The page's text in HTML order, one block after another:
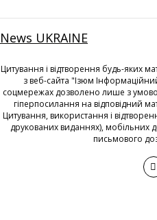
News UKRAINE
Цитування і відтворення будь-яких
з веб-сайта "Ізюм
соцмережах дозволено лише з
гіперпосилання на відповідний
Цитування, використання і
друкованих виданнях), мобільних
письмового